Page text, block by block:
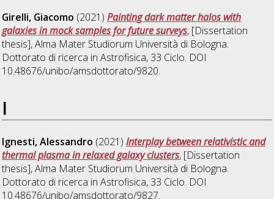
Girelli, Giacomo (2021)Painting dark matter halos with
galaxies in mock samples for future surveys, [Dissertation
thesis], Alma Mater Studiorum Università di Bologna.
Dottorato di ricerca inAstrofisica, 33 Ciclo. DOI
10.48676/unibo/amsdottorato/9820.
I
Ignesti, Alessandro (2021)Interplay between relativistic and
thermal plasma in relaxed galaxy clusters, [Dissertation
thesis], Alma Mater Studiorum Università di Bologna.
Dottorato di ricerca inAstrofisica, 33 Ciclo. DOI
10.48676/unibo/amsdottorato/9827.